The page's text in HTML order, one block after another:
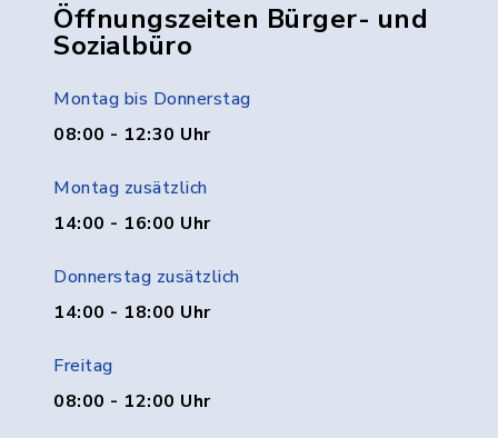
Öffnungszeiten Bürger- und
Sozialbüro
Montag bis Donnerstag
08:00 - 12:30 Uhr
Montag zusätzlich
14:00 - 16:00 Uhr
Donnerstag zusätzlich
14:00 - 18:00 Uhr
Freitag
08:00 - 12:00 Uhr